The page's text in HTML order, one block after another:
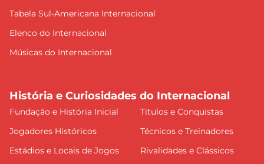
Tabela Sul-Americana Internacional
Elenco do Internacional
Músicas do Internacional
História e Curiosidades do Internacional
Fundação e História Inicial
Títulos e Conquistas
Jogadores Históricos
Técnicos e Treinadores
Estádios e Locais de Jogos
Rivalidades e Clássicos